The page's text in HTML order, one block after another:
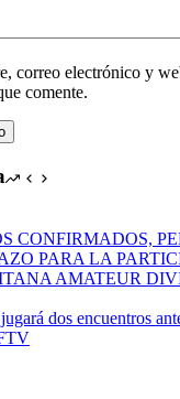
correo electrónico y
comente.
CONFIRMADOS,
PARA LA
AMATEUR
dos encuentros